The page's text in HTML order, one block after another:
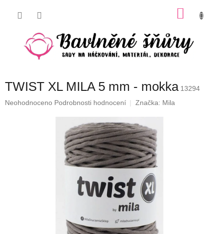
TWIST XL MILA 5 mm - mokka 13294
Průměrné
Neohodnoceno Podrobnosti hodnocení Značka: Mila